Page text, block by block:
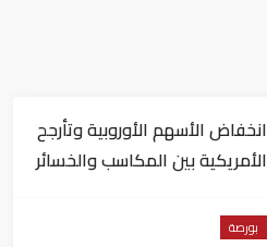
انخفاض الأسهم الأوروبية وتأرجح
الأمريكية بين المكاسب والخسائر
بورصة